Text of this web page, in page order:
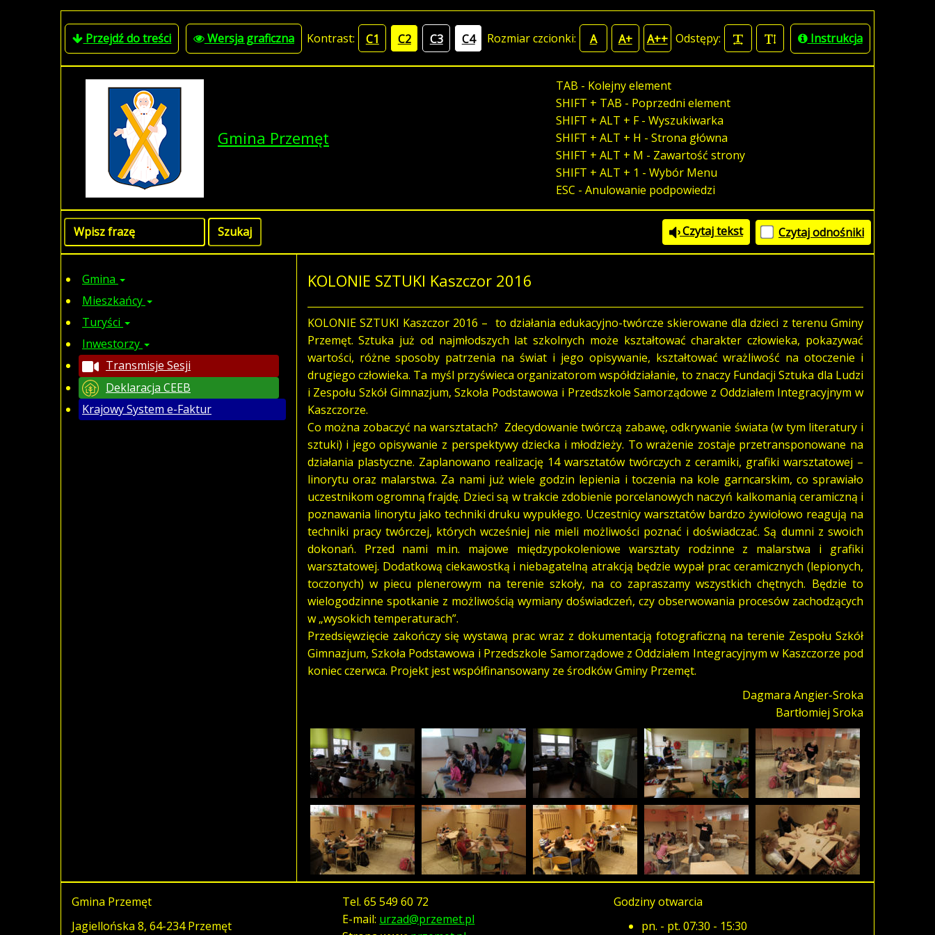
Przejdź do treści Wersja graficzna Kontrast: C1 C2 C3 C4 Rozmiar czcionki: A A+ A++ Odstępy: Instrukcja
Gmina Przemęt
TAB - Kolejny element
SHIFT + TAB - Poprzedni element
SHIFT + ALT + F - Wyszukiwarka
SHIFT + ALT + H - Strona główna
SHIFT + ALT + M - Zawartość strony
SHIFT + ALT + 1 - Wybór Menu
ESC - Anulowanie podpowiedzi
Czytaj tekst Czytaj odnośniki
Gmina
Mieszkańcy
Turyści
Inwestorzy
Transmisje Sesji
Deklaracja CEEB
Krajowy System e-Faktur
KOLONIE SZTUKI Kaszczor 2016
KOLONIE SZTUKI Kaszczor 2016 – to działania edukacyjno-twórcze skierowane dla dzieci z terenu Gminy
Przemęt. Sztuka już od najmłodszych lat szkolnych może kształtować charakter człowieka, pokazywać
wartości, różne sposoby patrzenia na świat i jego opisywanie, kształtować wrażliwość na otoczenie i
drugiego człowieka. Ta myśl przyświeca organizatorom współdziałanie, to znaczy Fundacji Sztuka dla Ludzi
i Zespołu Szkół Gimnazjum, Szkoła Podstawowa i Przedszkole Samorządowe z Oddziałem Integracyjnym w
Kaszczorze.
Co można zobaczyć na warsztatach? Zdecydowanie twórczą zabawę, odkrywanie świata (w tym literatury i
sztuki) i jego opisywanie z perspektywy dziecka i młodzieży. To wrażenie zostaje przetransponowane na
działania plastyczne. Zaplanowano realizację 14 warsztatów twórczych z ceramiki, grafiki warsztatowej –
linorytu oraz malarstwa. Za nami już wiele godzin lepienia i toczenia na kole garncarskim, co sprawiało
uczestnikom ogromną frajdę. Dzieci są w trakcie zdobienie porcelanowych naczyń kalkomanią ceramiczną i
poznawania linorytu jako techniki druku wypukłego. Uczestnicy warsztatów bardzo żywiołowo reagują na
techniki pracy twórczej, których wcześniej nie mieli możliwości poznać i doświadczać. Są dumni z swoich
dokonań. Przed nami m.in. majowe międzypokoleniowe warsztaty rodzinne z malarstwa i grafiki
warsztatowej. Dodatkową ciekawostką i niebagatelną atrakcją będzie wypał prac ceramicznych (lepionych,
toczonych) w piecu plenerowym na terenie szkoły, na co zapraszamy wszystkich chętnych. Będzie to
wielogodzinne spotkanie z możliwością wymiany doświadczeń, czy obserwowania procesów zachodzących
w „wysokich temperaturach”.
Przedsięwzięcie zakończy się wystawą prac wraz z dokumentacją fotograficzną na terenie Zespołu Szkół
Gimnazjum, Szkoła Podstawowa i Przedszkole Samorządowe z Oddziałem Integracyjnym w Kaszczorze pod
koniec czerwca. Projekt jest współfinansowany ze środków Gminy Przemęt.
Dagmara Angier-Sroka
Bartłomiej Sroka
Gmina Przemęt
Jagiellońska 8, 64-234 Przemęt
Tel.65 549 60 72
E-mail: urzad@przemet.pl
Godziny otwarcia
pn. - pt. 07:30 - 15:30